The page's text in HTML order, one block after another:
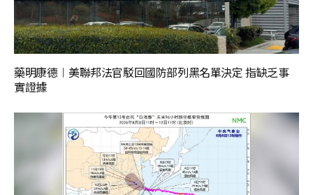
藥明康德︱美聯邦法官駁回國防部列黑名單決定 指缺乏事
實證據